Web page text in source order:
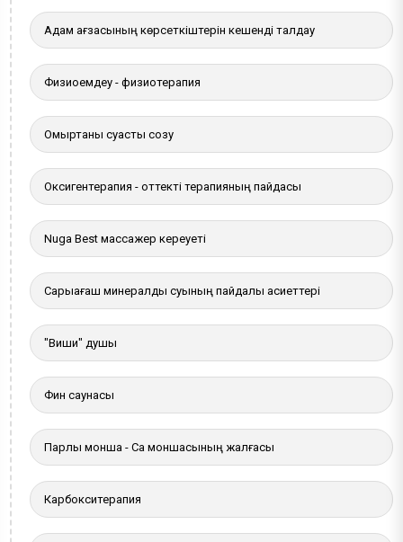
Адам ағзасының көрсеткіштерін кешенді талдау
Физиоемдеу - физиотерапия
Омыртқаны суасты созу
Оксигентерапия - оттекті терапияның пайдасы
Nuga Best массажер кереуеті
Сарыағаш минералды суының пайдалы қасиеттері
"Виши" душы
Фин саунасы
Парлы монша - Сақ моншасының жалғасы
Карбокситерапия